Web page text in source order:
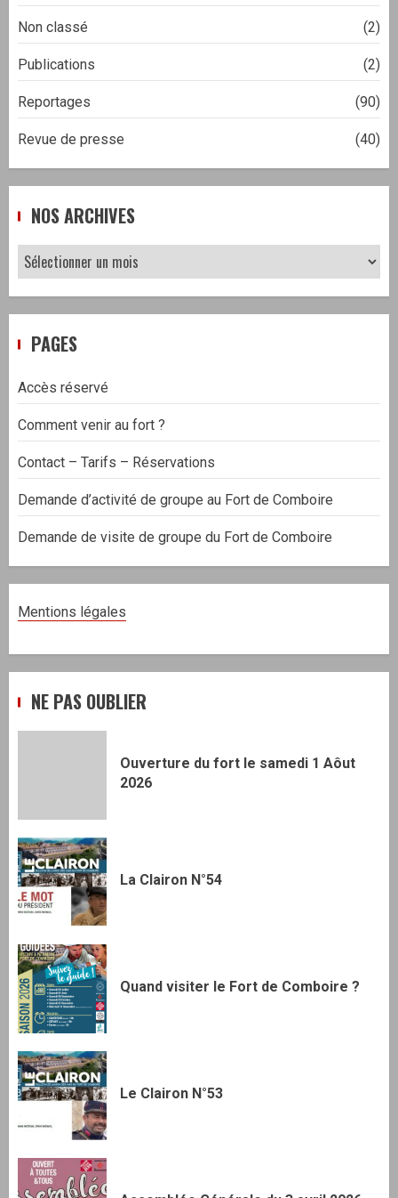
Non classé (2)
Publications (2)
Reportages (90)
Revue de presse (40)
NOS ARCHIVES
Nos
archives
PAGES
Accès réservé
Comment venir au fort ?
Contact – Tarifs – Réservations
Demande d’activité de groupe au Fort de Comboire
Demande de visite de groupe du Fort de Comboire
Mentions légales
NE PAS OUBLIER
Ouverture du fort le samedi 1 Aôut
2026
La Clairon N°54
Quand visiter le Fort de Comboire ?
Le Clairon N°53